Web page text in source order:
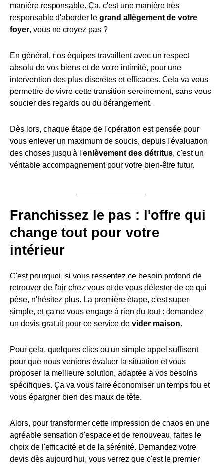
manière responsable. Ça, c'est une manière très
responsable d'aborder le grand allègement de votre
foyer, vous ne croyez pas ?
En général, nos équipes travaillent avec un respect
absolu de vos biens et de votre intimité, pour une
intervention des plus discrètes et efficaces. Cela va vous
permettre de vivre cette transition sereinement, sans vous
soucier des regards ou du dérangement.
Dès lors, chaque étape de l'opération est pensée pour
vous enlever un maximum de soucis, depuis l'évaluation
des choses jusqu'à l'enlèvement des détritus, c'est un
véritable accompagnement pour votre bien-être futur.
Franchissez le pas : l'offre qui
change tout pour votre
intérieur
C'est pourquoi, si vous ressentez ce besoin profond de
retrouver de l'air chez vous et de vous délester de ce qui
pèse, n'hésitez plus. La première étape, c'est super
simple, et ça ne vous engage à rien du tout : demandez
un devis gratuit pour ce service de vider maison.
Pour çela, quelques clics ou un simple appel suffisent
pour que nous venions évaluer la situation et vous
proposer la meilleure solution, adaptée à vos besoins
spécifiques. Ça va vous faire économiser un temps fou et
vous épargner bien des maux de tête.
Alors, pour transformer cette impression de chaos en une
agréable sensation d'espace et de renouveau, faites le
choix de l'efficacité et de la sérénité. Demandez votre
devis dès aujourd'hui, vous verrez que c'est le premier